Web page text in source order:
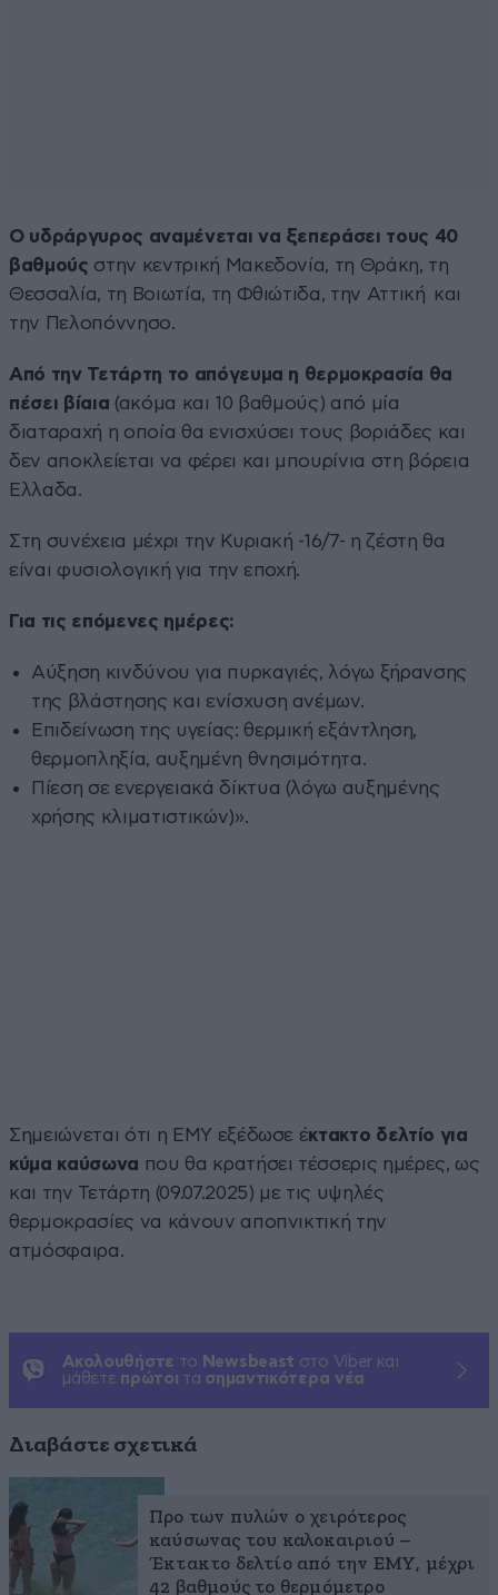
Ο υδράργυρος αναμένεται να ξεπεράσει τους 40
βαθμούς στην κεντρική Μακεδονία, τη Θράκη, τη
Θεσσαλία, τη Βοιωτία, τη Φθιώτιδα, την Αττική και
την Πελοπόννησο.
Από την Τετάρτη το απόγευμα η θερμοκρασία θα
πέσει βίαια (ακόμα και 10 βαθμούς) από μία
διαταραχή η οποία θα ενισχύσει τους βοριάδες και
δεν αποκλείεται να φέρει και μπουρίνια στη βόρεια
Ελλαδα.
Στη συνέχεια μέχρι την Κυριακή -16/7- η ζέστη θα
είναι φυσιολογική για την εποχή.
Για τις επόμενες ημέρες:
Αύξηση κινδύνου για πυρκαγιές, λόγω ξήρανσης
της βλάστησης και ενίσχυση ανέμων.
Επιδείνωση της υγείας: θερμική εξάντληση,
θερμοπληξία, αυξημένη θνησιμότητα.
Πίεση σε ενεργειακά δίκτυα (λόγω αυξημένης
χρήσης κλιματιστικών)».
Σημειώνεται ότι η ΕΜΥ εξέδωσε έκτακτο δελτίο για
κύμα καύσωνα που θα κρατήσει τέσσερις ημέρες, ως
και την Τετάρτη (09.07.2025) με τις υψηλές
θερμοκρασίες να κάνουν αποπνικτική την
ατμόσφαιρα.
Ακολουθήστε το Newsbeast στο Viber και
μάθετε πρώτοι τα σημαντικότερα νέα
Διαβάστε σχετικά
Προ των πυλών ο χειρότερος
καύσωνας του καλοκαιριού –
Έκτακτο δελτίο από την ΕΜΥ, μέχρι
42 βαθμούς το θερμόμετρο